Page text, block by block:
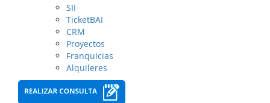
SII
TicketBAI
CRM
Proyectos
Franquicias
Alquileres